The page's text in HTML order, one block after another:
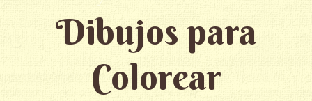
Dibujos para
Colorear